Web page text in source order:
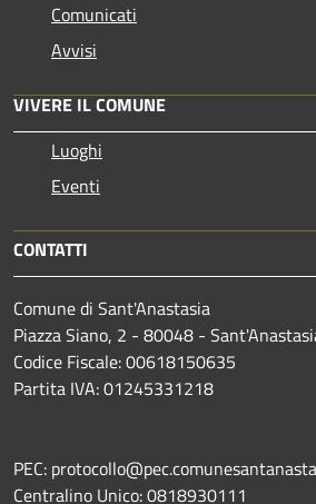
Comunicati
Avvisi
VIVERE IL COMUNE
Luoghi
Eventi
CONTATTI
Comune di Sant'Anastasia
Piazza Siano, 2 - 80048 -
Codice Fiscale: 00618150635
Partita IVA: 01245331218
PEC:
Centralino Unico: 0818930111